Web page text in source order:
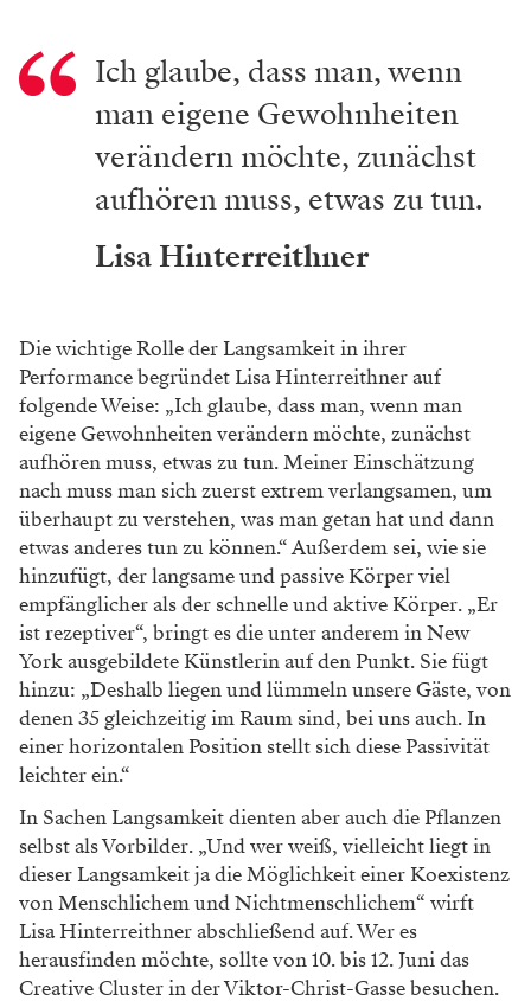
Ich glaube, dass man, wenn
man eigene Gewohnheiten
verändern möchte, zunächst
aufhören muss, etwas zu tun.
Lisa Hinterreithner
Die wichtige Rolle der Langsamkeit in ihrer
Performance begründet Lisa Hinterreithner auf
folgende Weise: „Ich glaube, dass man, wenn man
eigene Gewohnheiten verändern möchte, zunächst
aufhören muss, etwas zu tun. Meiner Einschätzung
nach muss man sich zuerst extrem verlangsamen, um
überhaupt zu verstehen, was man getan hat und dann
etwas anderes tun zu können.“ Außerdem sei, wie sie
hinzufügt, der langsame und passive Körper viel
empfänglicher als der schnelle und aktive Körper. „Er
ist rezeptiver“, bringt es die unter anderem in New
York ausgebildete Künstlerin auf den Punkt. Sie fügt
hinzu: „Deshalb liegen und lümmeln unsere Gäste, von
denen 35 gleichzeitig im Raum sind, bei uns auch. In
einer horizontalen Position stellt sich diese Passivität
leichter ein.“
In Sachen Langsamkeit dienten aber auch die Pflanzen
selbst als Vorbilder. „Und wer weiß, vielleicht liegt in
dieser Langsamkeit ja die Möglichkeit einer Koexistenz
von Menschlichem und Nichtmenschlichem“ wirft
Lisa Hinterreithner abschließend auf. Wer es
herausfinden möchte, sollte von 10. bis 12. Juni das
Creative Cluster in der Viktor-Christ-Gasse besuchen.